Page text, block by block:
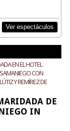
Ver espectáculos
EN EL HOTEL
CON
Y REMÍREZ DE
DE
IN